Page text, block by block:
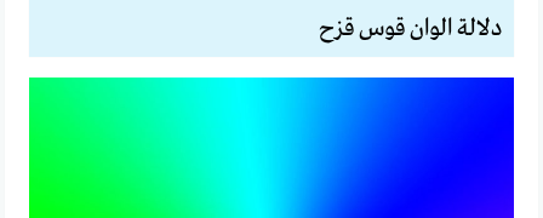
دلالة الوان قوس قزح